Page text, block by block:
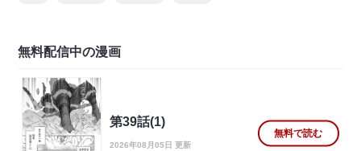
無料配信中の漫画
第39話(1)
2026年08月05日 更新
無料で読む